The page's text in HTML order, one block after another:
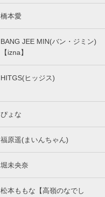
橋本愛
BANG JEE MIN(バン・ジミン)
【izna】
HITGS(ヒッジス)
ぴょな
福原遥(まいんちゃん)
堀未央奈
松本ももな【高嶺のなでし